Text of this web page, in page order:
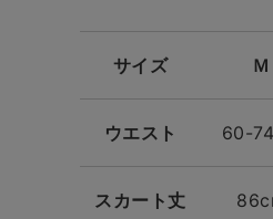
サイズ Ｍ
ウエスト 60-
スカート丈